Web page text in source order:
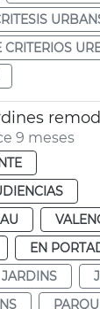
9 meses
EN
JARDINS